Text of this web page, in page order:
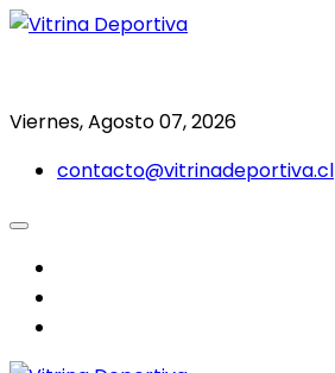
Saltar
Viernes, Agosto 07, 2026
contacto@vitrinadeportiva.cl